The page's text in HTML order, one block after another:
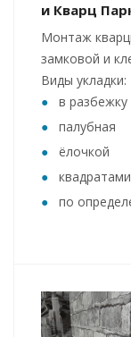
и Кварц
Монтаж
замковой и
Виды укладки:
в разбежку
палубная
ёлочкой
квадратами
по